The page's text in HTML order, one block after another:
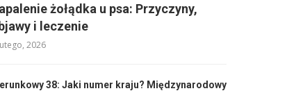
żołądka u psa: Przyczyny,
i leczenie
2026
38: Jaki numer kraju? Międzynarodowy